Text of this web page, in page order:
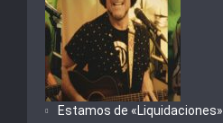
Estamos de «Liquidaciones»